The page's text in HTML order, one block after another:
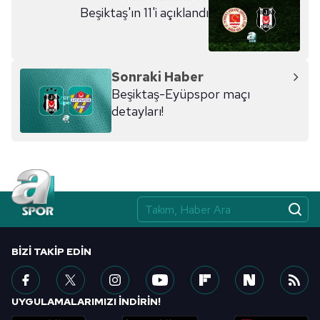
Beşiktaş'ın 11'i açıklandı
Sonraki Haber
Beşiktaş-Eyüpspor maçı
detayları!
BIZI TAKIP EDIN
UYGULAMALARIMIZI İNDİRİN!